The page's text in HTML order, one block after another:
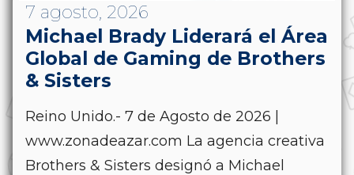
7 agosto, 2026
Michael Brady Liderará el Área
Global de Gaming de Brothers
& Sisters
Reino Unido.- 7 de Agosto de 2026 |
www.zonadeazar.com La agencia creativa
Brothers & Sisters designó a Michael